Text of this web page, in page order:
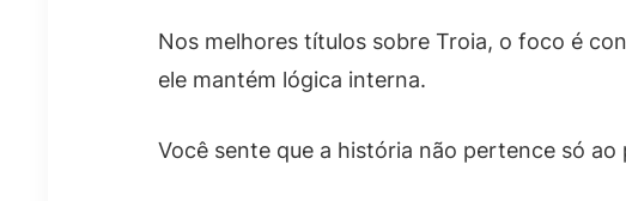
Nos melhores títulos sobre Troia, o foco é
ele mantém lógica interna.
Você sente que a história não pertence só